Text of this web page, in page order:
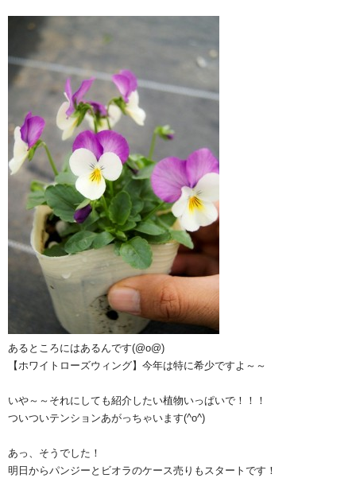
あるところにはあるんです(@o@)
【ホワイトローズウィング】今年は特に希少ですよ～～
いや～～それにしても紹介したい植物いっぱいで！！！
ついついテンションあがっちゃいます(^o^)
あっ、そうでした！
明日からパンジーとビオラのケース売りもスタートです！